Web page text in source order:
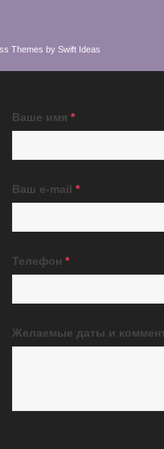
Themes by Swift Ideas
Ваше имя *
Ваш e-mail *
Телефон *
Желаемые даты и